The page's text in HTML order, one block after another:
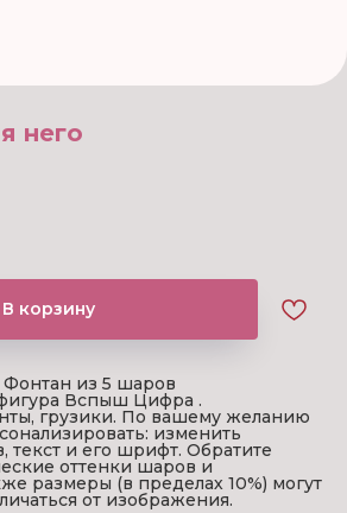
него
В корзину
Фонтан из 5 шаров
Вспыш Цифра .
грузики. По вашему желанию
изменить
текст и его шрифт. Обратите
оттенки шаров и
размеры (в пределах 10%) могут
от изображения.